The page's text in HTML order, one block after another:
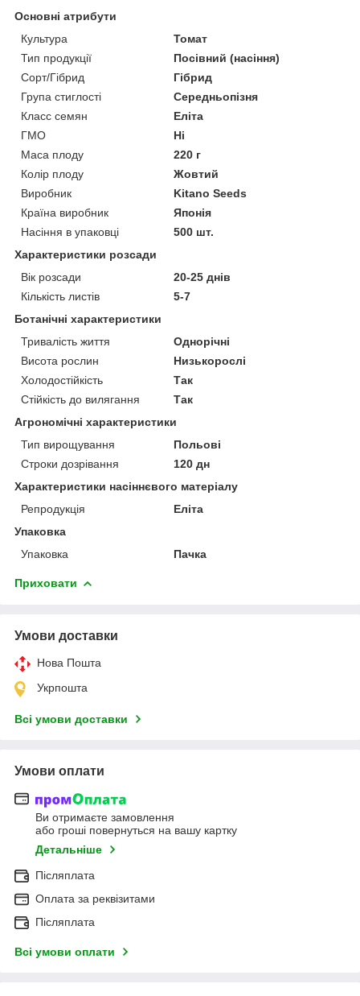
Основні атрибути
Культура
Томат
Тип продукції
Посівний (насіння)
Сорт/Гібрид
Гібрид
Група стиглості
Середньопізня
Класс семян
Еліта
ГМО
Ні
Маса плоду
220 г
Колір плоду
Жовтий
Виробник
Kitano Seeds
Країна виробник
Японія
Насіння в упаковці
500 шт.
Характеристики розсади
Вік розсади
20-25 днів
Кількість листів
5-7
Ботанічні характеристики
Тривалість життя
Однорічні
Висота рослин
Низькорослі
Холодостійкість
Так
Стійкість до вилягання
Так
Агрономічні характеристики
Тип вирощування
Польові
Строки дозрівання
120 дн
Характеристики насіннєвого матеріалу
Репродукція
Еліта
Упаковка
Упаковка
Пачка
Приховати
Умови доставки
Нова Пошта
Укрпошта
Всі умови доставки
Умови оплати
Ви отримаєте замовлення
або гроші повернуться на вашу картку
Детальніше
Післяплата
Оплата за реквізитами
Післяплата
Всі умови оплати